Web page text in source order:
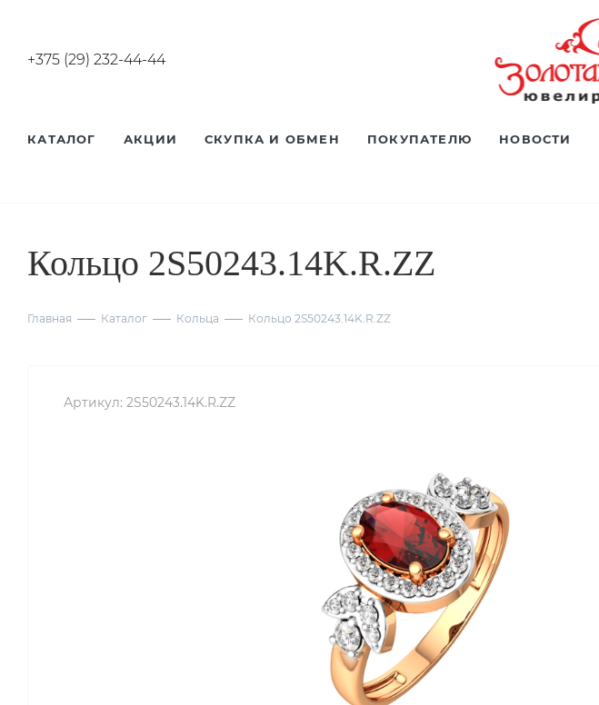
+375 (29) 232-44-44
КАТАЛОГ АКЦИИ СКУПКА И ОБМЕН ПОКУПАТЕЛЮ НОВОСТИ
Кольцо 2S50243.14K.R.ZZ
Главная Каталог Кольца Кольцо 2S50243.14K.R.ZZ
Артикул: 2S50243.14K.R.ZZ